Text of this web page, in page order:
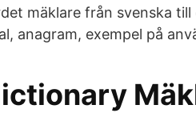
mäklare från svenska
anagram, exempel på